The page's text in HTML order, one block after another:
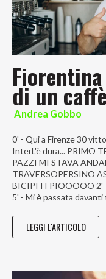
di un caffè
Andrea Gobbo
0' - Qui a Firenze 30
InterL'è dura... PRIMO
PAZZI MI STAVA
TRAVERSOPERSINO
BICIPITI PIOOOOO 2'
5' - Mi è passata
LEGGI L'ARTICOLO